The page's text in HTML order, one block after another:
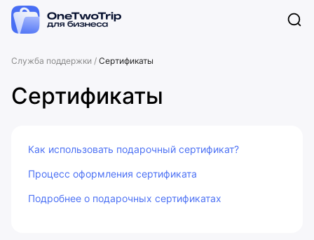
Служба поддержки / Сертификаты
Сертификаты
Как использовать подарочный сертификат?
Процесс оформления сертификата
Подробнее о подарочных сертификатах